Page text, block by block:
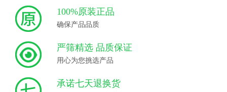
100%原装正品
确保产品品质
严筛精选 品质保证
用心为您挑选产品
承诺七天退换货